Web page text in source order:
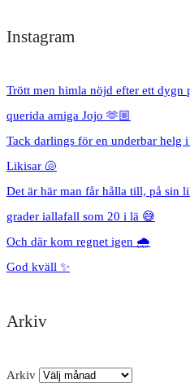
Instagram
Trött men himla nöjd efter ett dygn
querida amiga Jojo 🫶🏼
Tack darlings för en underbar helg
Likisar 🐚
Det är här man får hålla till, på sin
grader iallafall som 20 i lä 😅
Och där kom regnet igen 🌧️
God kväll ✨
Arkiv
Arkiv